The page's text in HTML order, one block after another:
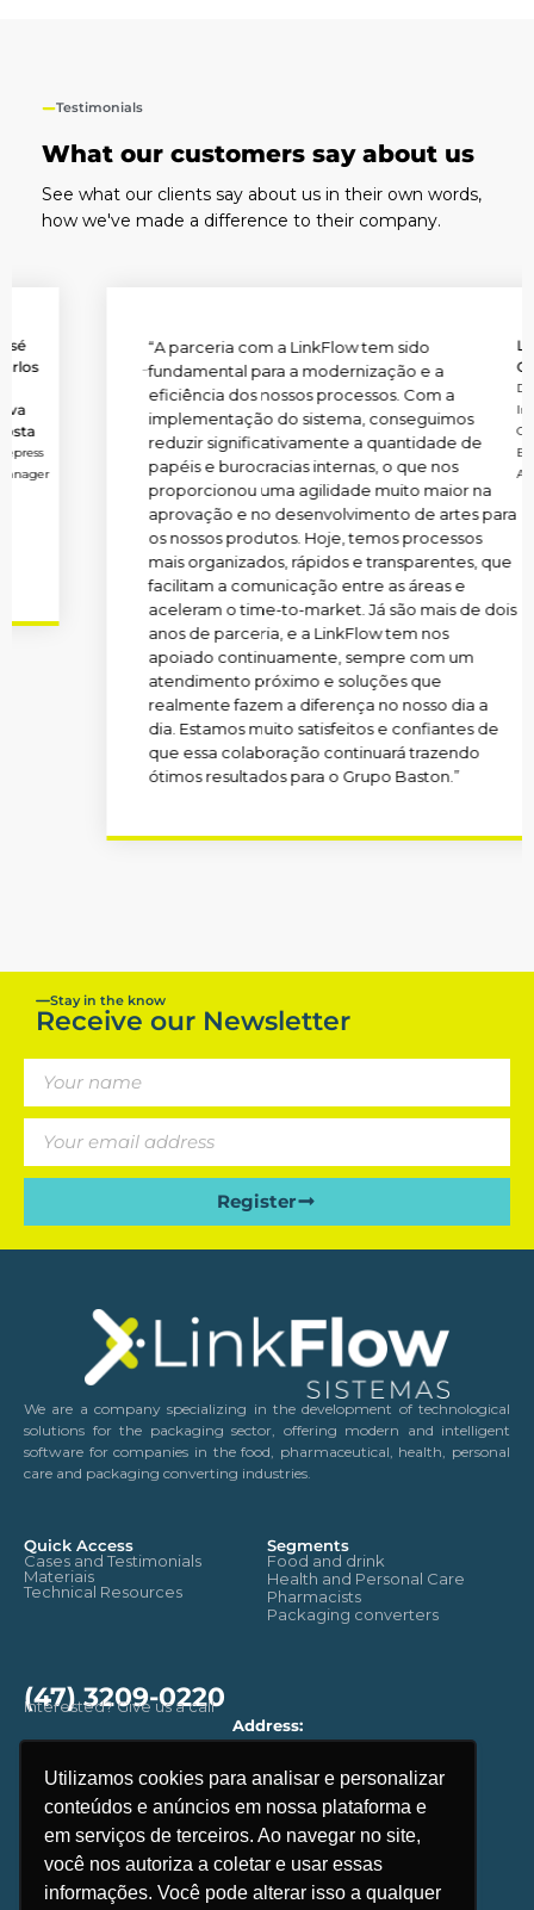
Utilizamos cookies para analisar e personalizar
conteúdos e anúncios em nossa plataforma e
em serviços de terceiros. Ao navegar no site,
você nos autoriza a coletar e usar essas
informações. Você pode alterar isso a qualquer
Testimonials
What our customers say about us
See what our clients say about us in their own words,
how we've made a difference to their company.
“A parceria com a LinkFlow tem sido
fundamental para a modernização e a
eficiência dos nossos processos. Com a
implementação do sistema, conseguimos
reduzir significativamente a quantidade de
papéis e burocracias internas, o que nos
proporcionou uma agilidade muito maior na
aprovação e no desenvolvimento de artes para
os nossos produtos. Hoje, temos processos
mais organizados, rápidos e transparentes, que
facilitam a comunicação entre as áreas e
aceleram o time-to-market. Já são mais de dois
anos de parceria, e a LinkFlow tem nos
apoiado continuamente, sempre com um
atendimento próximo e soluções que
realmente fazem a diferença no nosso dia a
dia. Estamos muito satisfeitos e confiantes de
que essa colaboração continuará trazendo
ótimos resultados para o Grupo Baston.”
Baston
Aerossol
Stay in the know
Receive our Newsletter
Register
We are a company specializing in the development of technological
solutions for the packaging sector, offering modern and intelligent
software for companies in the food, pharmaceutical, health, personal
care and packaging converting industries.
Quick Access
Cases and Testimonials
Materiais
Technical Resources
Segments
Food and drink
Health and Personal Care
Pharmacists
Packaging converters
(47) 3209-0220
Interested? Give us a call
Address:
CEP - 89035-100 - Blumenau
Santa Catarina. Brasil
Email
contato@linkflow.com.br